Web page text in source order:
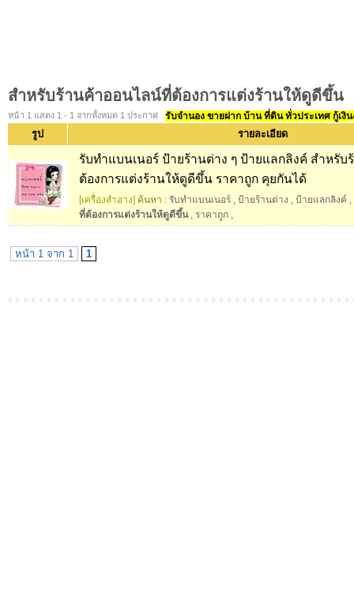
สำหรับร้านค้าออนไลน์ที่ต้องการแต่งร้านให้ดูดีขึ้น
หน้า 1 แสดง 1 - 1 จากทั้งหมด 1 ประกาศ รับจำนอง ขายฝาก บ้าน ที่ดิน ทั่วประเทศ กู้เงิ
รูป รายละเอียด
รับทำแบนเนอร์ ป้ายร้านต่าง ๆ ป้ายแลกลิงค์ สำหรั
ต้องการแต่งร้านให้ดูดีขึ้น ราคาถูก คุยกันได้
[เครื่องสำอาง] ค้นหา : รับทำแบนเนอร์ ป้ายร้านต่าง ป้ายแลกลิงค์
ที่ต้องการแต่งร้านให้ดูดีขึ้น, ราคาถูก
หน้า 1 จาก 1 1